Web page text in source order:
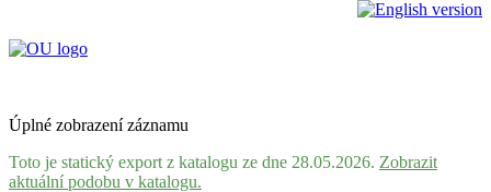
Úplné zobrazení záznamu
Toto je statický export z katalogu ze dne 28.05.2026. Zobrazit
aktuální podobu v katalogu.